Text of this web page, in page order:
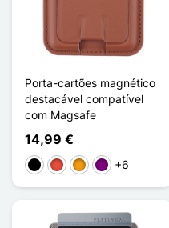
Porta-cartões magnético
destacável compatível
com Magsafe
14,99 €
PretoVermelho
LaranjaPúrpura
+6